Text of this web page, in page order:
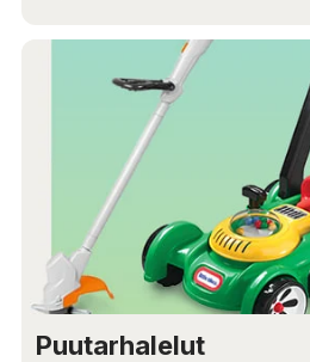
Puutarhalelut